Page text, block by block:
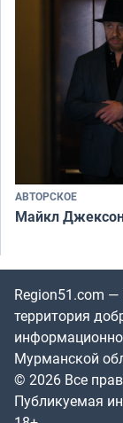
АВТОРСКОЕ
Майкл
Region51.com —
территория
Мурманской
© 2026 Все
Публикуемая